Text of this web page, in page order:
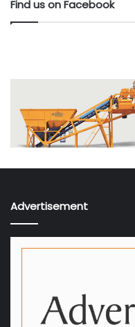
Find us on Facebook
Advertisement